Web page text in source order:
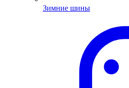
Зимние шины